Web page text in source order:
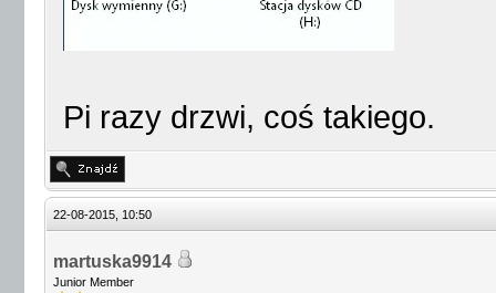
Pi razy drzwi, coś takiego.
22-08-2015, 10:50
martuska9914
Junior Member